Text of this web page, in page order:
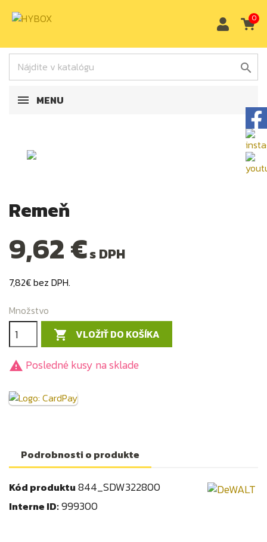

0
MENU
Remeň
9,62 €s DPH
7,82€ bez DPH.
Množstvo

VLOŽIŤ DO KOŠÍKA
 Posledné kusy na sklade
Podrobnosti o produkte
Kód produktu 844_SDW322800
Interne ID:999300